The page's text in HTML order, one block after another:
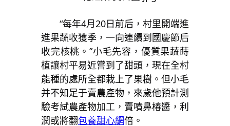
“每年4月20日前后，村里開端進
進果蔬收獲季，一向連續到國慶節后
收完核桃。”小毛先容，優質果蔬蒔
植讓村平易近嘗到了甜頭，現在全村
能種的處所全都栽上了果樹。但小毛
并不知足于賣農產物，來歲他預計測
驗考試農產物加工，賣噴鼻椿醬，利
潤或將翻包養甜心網倍。